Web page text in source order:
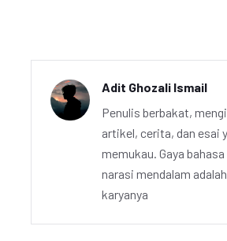
Adit Ghozali Ismail
Penulis berbakat,
artikel, cerita, dan esai
memukau. Gaya
narasi mendalam
karyanya